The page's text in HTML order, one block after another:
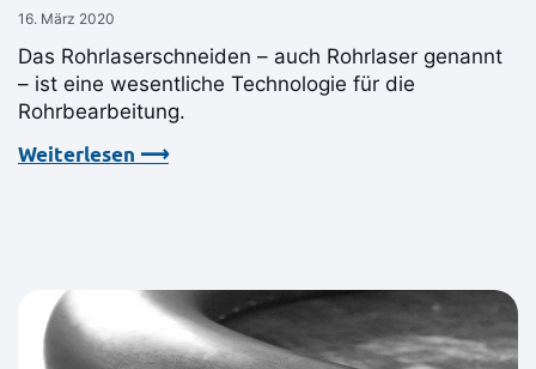
16. März 2020
Das Rohrlaserschneiden – auch Rohrlaser genannt
– ist eine wesentliche Technologie für die
Rohrbearbeitung.
Weiterlesen ⟶